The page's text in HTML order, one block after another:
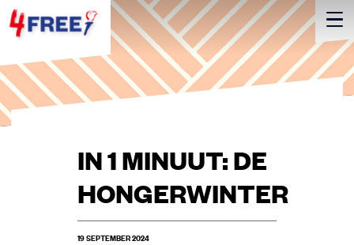
IN 1 MINUUT: DE
HONGERWINTER
19 SEPTEMBER 2024